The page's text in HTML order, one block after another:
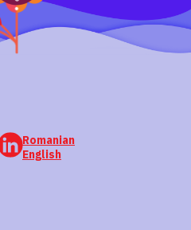
Romanian
English